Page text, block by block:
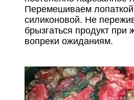
Перемешиваем
силиконовой. Не
брызгаться продукт при
вопреки ожиданиям.